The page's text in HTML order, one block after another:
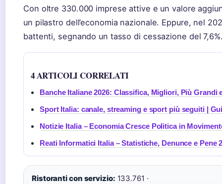
Con oltre 330.000 imprese attive e un valore
un pilastro dell’economia nazionale. Eppure, nel
battenti, segnando un tasso di cessazione del
4 ARTICOLI CORRELATI
Banche Italiane 2026: Classifica, Migliori, Più Grandi
Sport Italia: canale, streaming e sport più seguiti |
Notizie Italia – Economia Cresce Politica in
Reati Informatici Italia – Statistiche, Denunce e Pene
Ristoranti con servizio: 133.761 ·